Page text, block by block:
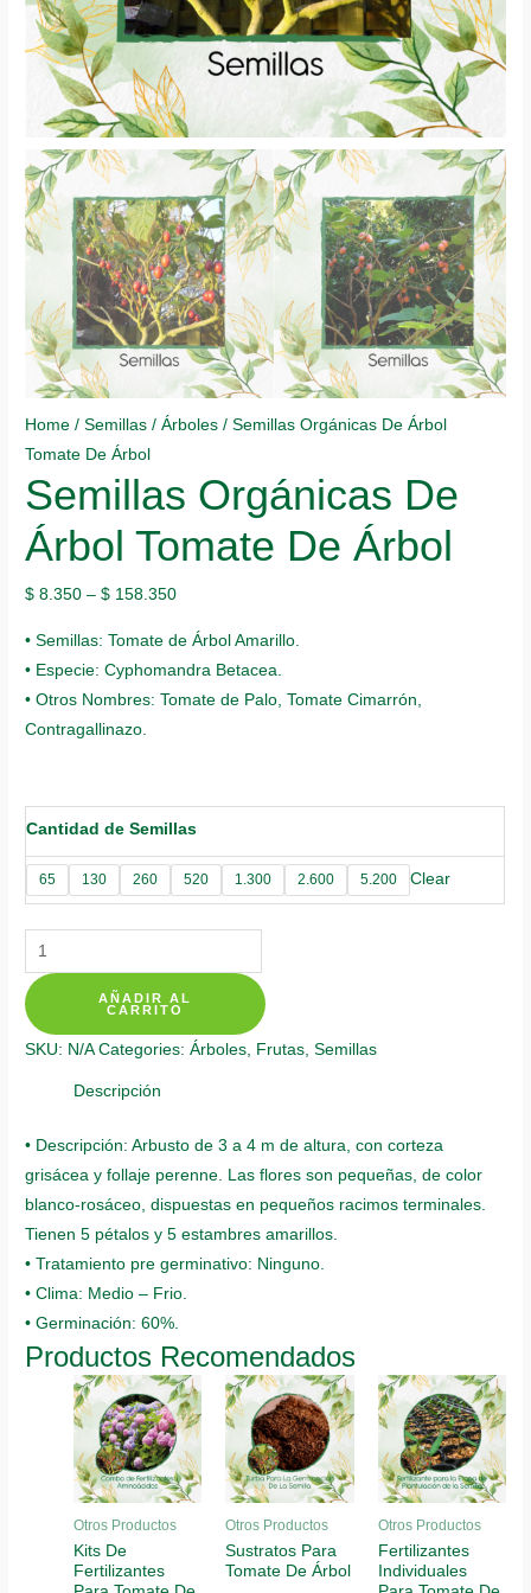
Home /Semillas /Árboles / Semillas Orgánicas De Árbol
Tomate De Árbol
Semillas Orgánicas De
Árbol Tomate De Árbol
$ 8.350 –$ 158.350
• Semillas: Tomate de Árbol Amarillo.
• Especie: Cyphomandra Betacea.
• Otros Nombres: Tomate de Palo, Tomate Cimarrón,
Contragallinazo.
Cantidad de Semillas
65 130 260 520 1.300 2.600 5.200 Clear
Semillas
Orgánicas
De
Árbol
Tomate
quantity
AÑADIR AL
CARRITO
SKU: N/A Categories:Árboles, Frutas,Semillas
Descripción
• Descripción: Arbusto de 3 a 4 m de altura, con corteza
grisácea y follaje perenne. Las flores son pequeñas, de color
blanco-rosáceo, dispuestas en pequeños racimos terminales.
Tienen 5 pétalos y 5 estambres amarillos.
• Tratamiento pre germinativo: Ninguno.
• Clima: Medio – Frio.
• Germinación: 60%.
Productos Recomendados
Otros Productos
Kits De
Fertilizantes
Otros Productos
Sustratos Para
Tomate De Árbol
Otros Productos
Fertilizantes
Individuales